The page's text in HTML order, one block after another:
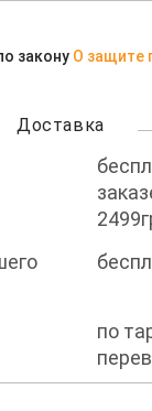
закону О защите
Доставка
по